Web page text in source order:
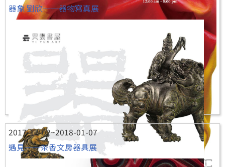
器象 劉欣──器物寫真展
2017-12-02~2018-01-07
遇見──茶香文房器具展